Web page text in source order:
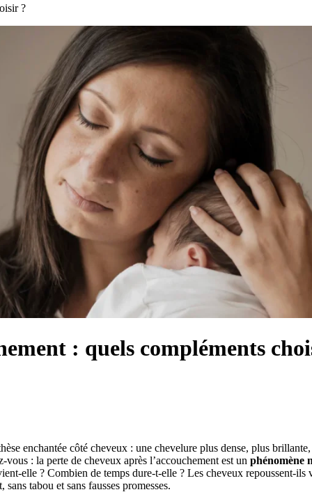
?
: quels compléments
enchantée côté cheveux : une chevelure plus dense, plus
: la perte de cheveux après l’accouchement est un phénomène
elle ? Combien de temps dure-t-elle ? Les cheveux repoussent-
tabou et sans fausses promesses.